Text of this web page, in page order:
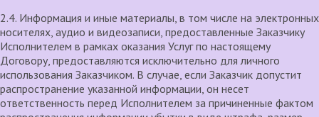
2.4. Информация и иные материалы, в том числе на электронных
носителях, аудио и видеозаписи, предоставленные Заказчику
Исполнителем в рамках оказания Услуг по настоящему
Договору, предоставляются исключительно для личного
использования Заказчиком. В случае, если Заказчик допустит
распространение указанной информации, он несет
ответственность перед Исполнителем за причиненные фактом